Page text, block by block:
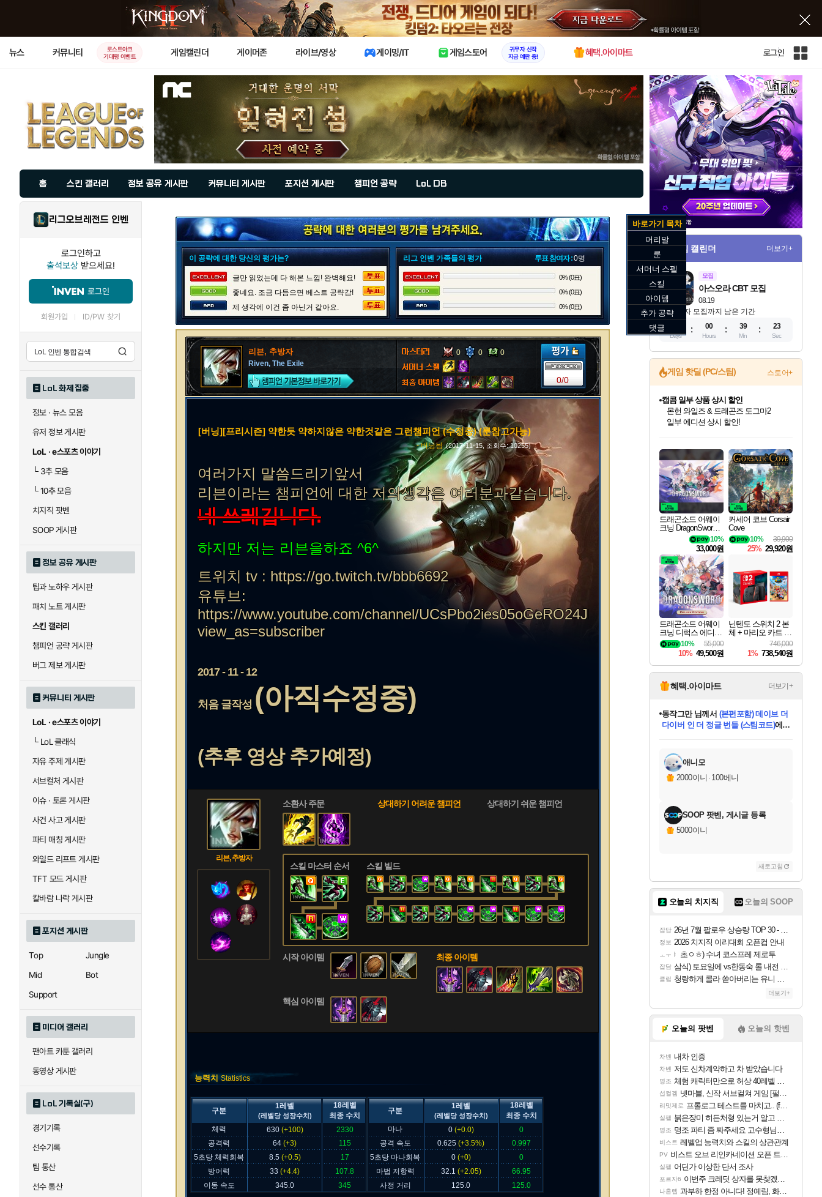
X
뉴스 커뮤니티
로스트아크
기대평 이벤트
게임캘린더 게이머존 라이브/영상 게이밍/IT 게임스토어
귀무자 신작
지금 예판 중!
혜택.아이마트 로그인
인
체
사
트
맵
홈 스킨 갤러리 정보 공유 게시판 커뮤니티 게시판 포지션 게시판 챔피언 공략 LoL DB
리그오브레전드 인벤
로그인하고
출석보상 받으세요!
로그인
회원가입 ID/PW 찾기
LoL 화제 집중
정보 · 뉴스 모음
유저 정보 게시판
LoL · e스포츠 이야기
└3추 모음
└10추 모음
치지직 팟벤
SOOP 게시판
정보 공유 게시판
팁과 노하우 게시판
패치 노트 게시판
스킨 갤러리
챔피언 공략 게시판
버그 제보 게시판
커뮤니티 게시판
LoL · e스포츠 이야기
└LoL 클래식
자유 주제 게시판
서브컬처 게시판
이슈 · 토론 게시판
사건 사고 게시판
파티 매칭 게시판
와일드 리프트 게시판
TFT 모드 게시판
칼바람 나락 게시판
포지션 게시판
Top
Jungle
Mid
Bot
Support
미디어 갤러리
팬아트 카툰 갤러리
동영상 게시판
LoL 기록실(구)
경기기록
선수기록
팀 통산
선수 통산
이 공략에 대한 당신의 평가는?
글만 읽었는데 다 해본 느낌! 완벽해요!
좋네요. 조금 다듬으면 베스트 공략감!
제 생각에 이건 좀 아닌거 같아요.
리그 인벤 가족들의 평가 투표 참여자 :0명
0% (0표)
0% (0표)
0% (0표)
리븐, 추방자
Riven, The Exile
0 0 0
0/0
[버닝][프리시즌] 약한듯 약하지않은 약한것같은 그런챔피언 (수정중) (룬참고가능)
- 버닝늼 (2017-11-15, 조회수: 10255)
여러가지 말씀드리기앞서
리븐이라는 챔피언에 대한 저의생각은 여러분과같습니다.
네 쓰레깁니다.
하지만 저는 리븐을하죠 ^6^
트위치 tv : https://go.twitch.tv/bbb6692
유튜브:
https://www.youtube.com/channel/UCsPbo2ies05oGeRO24JBokg/featured?
view_as=subscriber
2017 - 11 - 12
처음 글작성 (아직수정중)
(추후 영상 추가예정)
리븐, 추방자
소환사 주문 상대하기 어려운 챔피언 상대하기 쉬운 챔피언
스킬 마스터 순서 스킬 빌드
시작 아이템
핵심 아이템
최종 아이템
능력치 Statistics
구분
1레벨
(레벨당 성장수치)
18레벨
최종 수치
구분
1레벨
(레벨당 성장수치)
18레벨
최종 수치
체력
630 (+100) 2330 마나 0 (+0.0)
0
공격력
64 (+3) 115 공격 속도 0.625 (+3.5%)
0.997
5초당 체력회복
8.5 (+0.5) 17 5초당 마나회복 0 (+0)
0
방어력
33 (+4.4) 107.8 마법 저항력 32.1 (+2.05)
66.95
이동 속도
345.0 345 사정 거리 125.0 125.0
게임 캘린더 더보기+
모집
08.19
아스오라 CBT 모집
참가자 모집까지 남은 기간
Days
00
Hours
39
Min
22
Sec
게임 핫딜 (PC/스팀) 스토어+
네이버혜택과 함께 만나보세요!
50%할인&추가 적립까지!
이니&베니 혜택까지!
네이버 혜택가와 함께 예약하세요!
할인&네이버혜택으로 만나보세요!
네이버페이 혜택과 만나보세요!
40주년 프로모션으로 만나보세요!
네이버 포인트 혜택까지!
할인가에 만나보세요!
캡콤 일부 상품 상시 할인
몬헌 와일즈 & 드래곤즈 도그마2
일부 에디션 상시 할인!
혜택으로 예약 판매 중
편안하게 충전하세요
드래곤소드 어웨이
크닝 DragonSword A
10%
33,000원
커세어 코브 Corsair
Cove
39,900
10%
25% 29,920원
드래곤소드 어웨이
크닝 디럭스 에디션
DragonSword Awake
ning Deluxe Edition
55,000
10%
10% 49,500원
닌텐도 스위치 2 본
체 + 마리오 카트 월
746,000
1% 738,540원
혜택.아이마트 더보기+
당첨되셨습니다.
당첨되셨습니다.
당첨되셨습니다.
동작그만님께서 (본편포함) 데이브 더
다이버 인 더 정글 번들 (스팀코드)에
에디션 (스팀코드)
당첨되셨습니다.
당첨되셨습니다.
당첨되셨습니다.
당첨되셨습니다.
애니모
2000이니 · 100베니
SOOP 팟벤, 게시글 등록
5000이니
새로고침
오늘의 치지직 오늘의 SOOP
잡담 26년 7월 팔로우 상승량 TOP 30 - 월간 치지직
정보 2026 치지직 이리대회 오픈컵 안내
ㅗㅜㅑ 초ㅇㅎ) 수녀 코스프레 제로투
잡담 삼식) 토요일에 vs한동숙 롤 내전 예정
클립 청량하게 콜라 쏟아버리는 유니 ㅋㅋㅋ
더보기+
오늘의 팟벤 오늘의 핫벤
차벤 내차 인증
차벤 저도 신차계약하고 차 받았습니다
명조 체험 캐릭터만으로 허상 40레벨 하이와티아 5분 컷!｜에이메스·린네·모니에 명함
섭컬겜 넷마블, 신작 서브컬쳐 게임 [펄 인 블루] 티저 사이트 오픈
리밋제로 프롤로그 테스트를 마치고.. (feat. 리아)
실팰 붉은장미 히든처형 있는거 알고 있었음?
명조 명조 파티 좀 짜주세요 고수형님들…
비스트 레벨업 능력치와 스킬의 상관관계
PV 비스트 오브 리인카네이션 오픈 트레일러
실팰 어딘가 이상한 단서 조사
포르자6 이번주 크레딧 상자를 못찾겠어요
나혼렙 과부하 한정 아니다! 정예림, 화속성 서포터 세대 교체
바로가기 목차
머리말
룬
서머너 스펠
스킬
아이템
추가 공략
댓글